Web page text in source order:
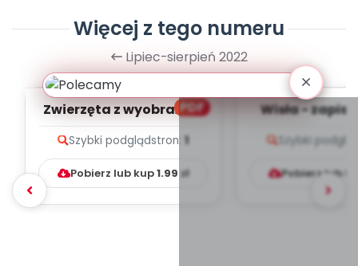
Więcej z tego numeru
Lipiec-sierpień 2022
PDF
Zwierzęta z wyobraźni -
zapis melodii i tekst
Szybki podglądstron: 1
Pobierz lub kup1.99 zł
Wisła - zapis
Szybki
Pobierz lub